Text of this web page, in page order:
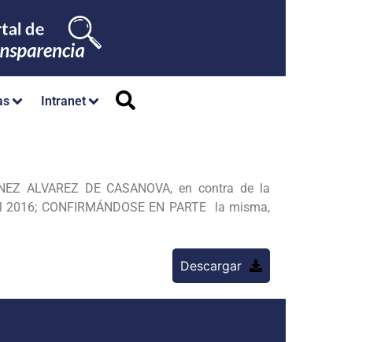
Intranet
ALVAREZ DE CASANOVA, en contra de la
CONFIRMÁNDOSE EN PARTE la misma,
Descargar